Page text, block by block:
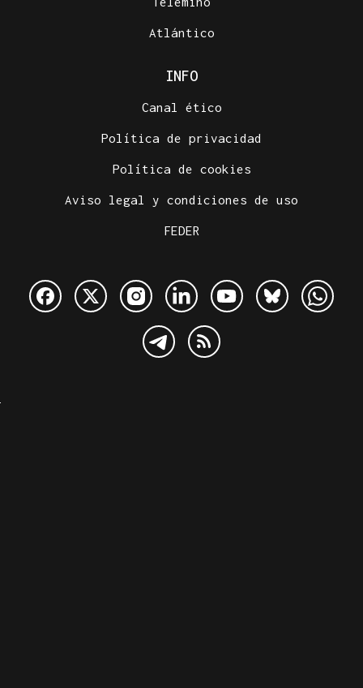
Atlántico
INFO
Canal ético
Política de privacidad
Política de cookies
Aviso legal y condiciones de uso
FEDER